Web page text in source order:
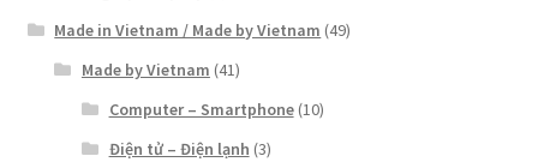
Made in Vietnam / Made by Vietnam (49)
Made by Vietnam (41)
Computer – Smartphone(10)
Điện tử – Điện lạnh (3)